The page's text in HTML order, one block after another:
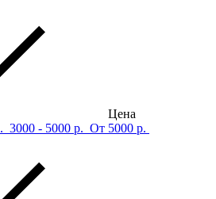
Цена
3000 - 5000 р. От 5000 р.